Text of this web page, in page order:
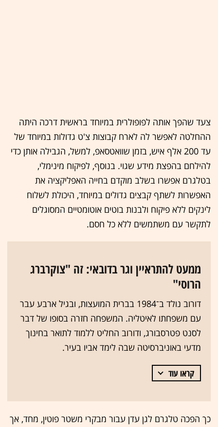
צעד שהפך אותה לפופולרית במיוחד בראשית דרכה היתה
ההחלטה לאפשר לה לארח קבוצות צ'ט גדולות במיוחד של
עד 200 אלף איש, בזמן שוואטסאפ, למשל, הגבילה אותן כדי
להילחם בהפצת מידע שגוי. בנוסף, לפיקוח מינימלי,
בטלגרם אפשרו בשלב מוקדם בחייה האפליקציה את
האפשרות לשתף קבצים גדולים במיוחד, היכולת לשלוח
לינקים ללא פיקוח ולבנות בוטים אוטומטיים המסוגלים
לתקשר עם משתמשים ללא כל חסם.
ממעט להתראיין וגר בדובאי: זה "צוקרברג
הרוסי"
דורוב נולד ב־1984 בברית המועצות, ובגיל ארבע עבר
עם משפחתו לאיטליה. המשפחה חזרה בסופו של דבר
לסנט פטרסבורג, ודורוב החליט ללמוד לתואר בחינוך
מדעי באוניברסיטה שבה לימד אביו בעיר.
קראו עוד
כך הפכה טלגרם לגן עדן עבור מבקרי משטר פוטין, מחד, אך